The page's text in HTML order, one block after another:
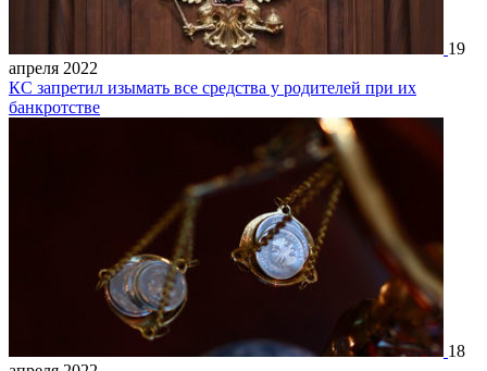
19
апреля 2022
КС запретил изымать все средства у родителей при их
банкротстве
18